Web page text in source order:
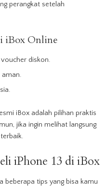
perangkat setelah
iBox Online
diskon.
aman.
iBox adalah pilihan praktis
jika ingin melihat langsung
iPhone 13 di iBox
beberapa tips yang bisa kamu